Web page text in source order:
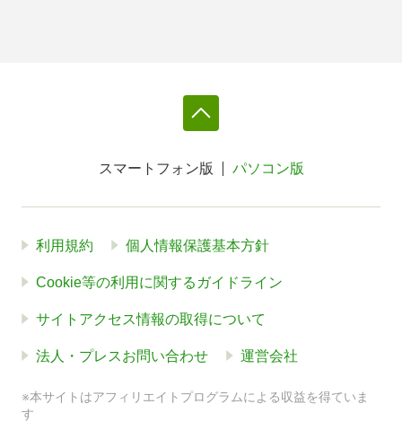
スマートフォン版 パソコン版
利用規約 個人情報保護基本方針
Cookie等の利用に関するガイドライン
サイトアクセス情報の取得について
法人・プレスお問い合わせ 運営会社
※本サイトはアフィリエイトプログラムによる収益を得ていま
す